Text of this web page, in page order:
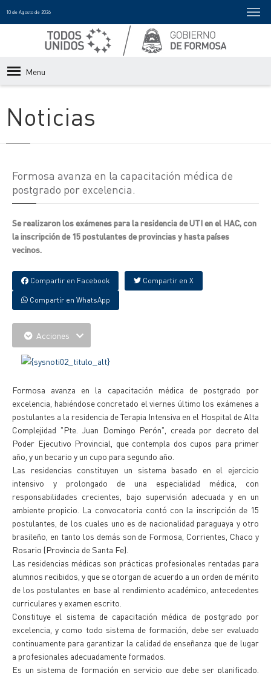
10 de Agosto de 2026
Menu
Noticias
Formosa avanza en la capacitación médica de
postgrado por excelencia.
Se realizaron los exámenes para la residencia de UTI en el HAC, con
la inscripción de 15 postulantes de provincias y hasta países
vecinos.
Compartir en Facebook Compartir en X
Compartir en WhatsApp
Acciones
Formosa avanza en la capacitación médica de postgrado por
excelencia, habiéndose concretado el viernes último los exámenes a
postulantes a la residencia de Terapia Intensiva en el Hospital de Alta
Complejidad "Pte. Juan Domingo Perón", creada por decreto del
Poder Ejecutivo Provincial, que contempla dos cupos para primer
año, y un becario y un cupo para segundo año.
Las residencias constituyen un sistema basado en el ejercicio
intensivo y prolongado de una especialidad médica, con
responsabilidades crecientes, bajo supervisión adecuada y en un
ambiente propicio. La convocatoria contó con la inscripción de 15
postulantes, de los cuales uno es de nacionalidad paraguaya y otro
brasileño, en tanto los demás son de Formosa, Corrientes, Chaco y
Rosario (Provincia de Santa Fe).
Las residencias médicas son prácticas profesionales rentadas para
alumnos recibidos, y que se otorgan de acuerdo a un orden de mérito
de los postulantes en base al rendimiento académico, antecedentes
curriculares y examen escrito.
Constituye el sistema de capacitación médica de postgrado por
excelencia, y como todo sistema de formación, debe ser evaluado
continuamente para garantizar la calidad de enseñanza que de lugar
a profesionales adecuadamente formados.
Es un sistema de formación en servicio que debe ser planificado,